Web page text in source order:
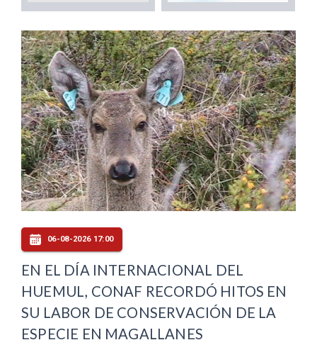
06-08-2026 17:00
EN EL DÍA INTERNACIONAL DEL
HUEMUL, CONAF RECORDÓ HITOS EN
SU LABOR DE CONSERVACIÓN DE LA
ESPECIE EN MAGALLANES